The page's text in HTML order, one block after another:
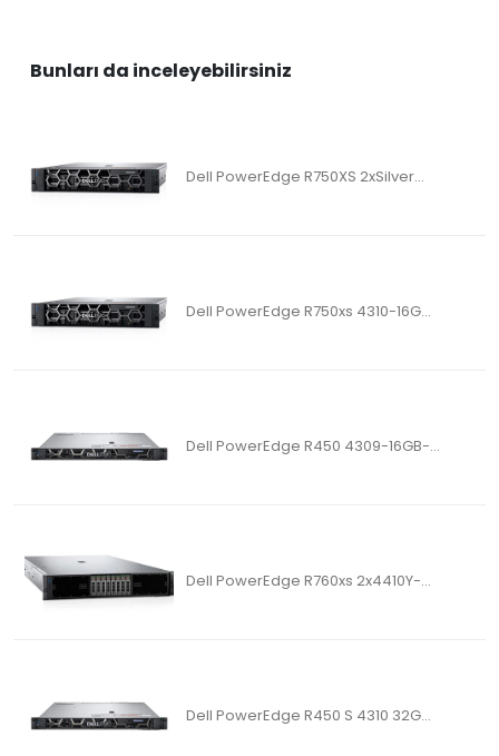
Bunları da inceleyebilirsiniz
Dell PowerEdge R750XS 2xSilver...
Dell PowerEdge R750xs 4310-16G...
Dell PowerEdge R450 4309-16GB-...
Dell PowerEdge R760xs 2x4410Y-...
Dell PowerEdge R450 S 4310 32G...